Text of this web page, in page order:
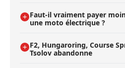
Faut-il vraiment payer
une moto électrique ?
F2, Hungaroring, Course
Tsolov abandonne